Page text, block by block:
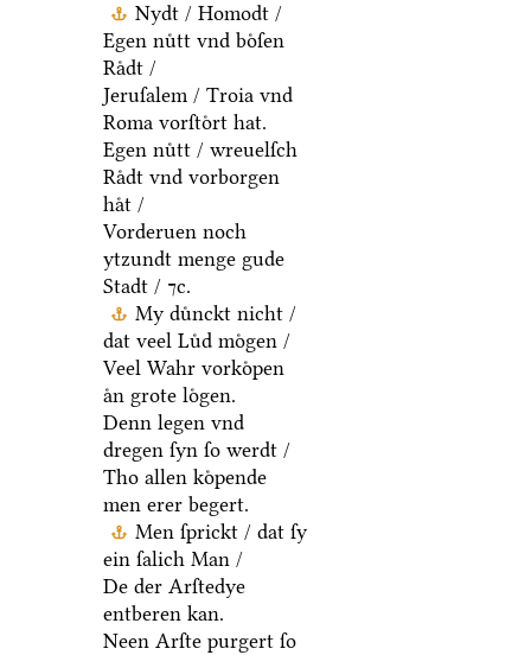
Nydt / Homodt /
Egen nuͤtt vnd boͤſen
Raͤdt /
Jeruſalem / Troia vnd
Roma vorſtoͤrt hat.
Egen nuͤtt / wreuelſch
Raͤdt vnd vorborgen
haͤt /
Vorderuen noch
ytzundt menge gude
Stadt / ⁊c.
My duͤnckt nicht /
dat veel Luͤd moͤgen /
Veel Wahr vorkoͤpen
aͤn grote loͤgen.
Denn legen vnd
dregen ſyn ſo werdt /
Tho allen koͤpende
men erer begert.
Men ſprickt / dat ſy
ein ſalich Man /
De der Arſtedye
entberen kan.
Neen Arſte purgert ſo